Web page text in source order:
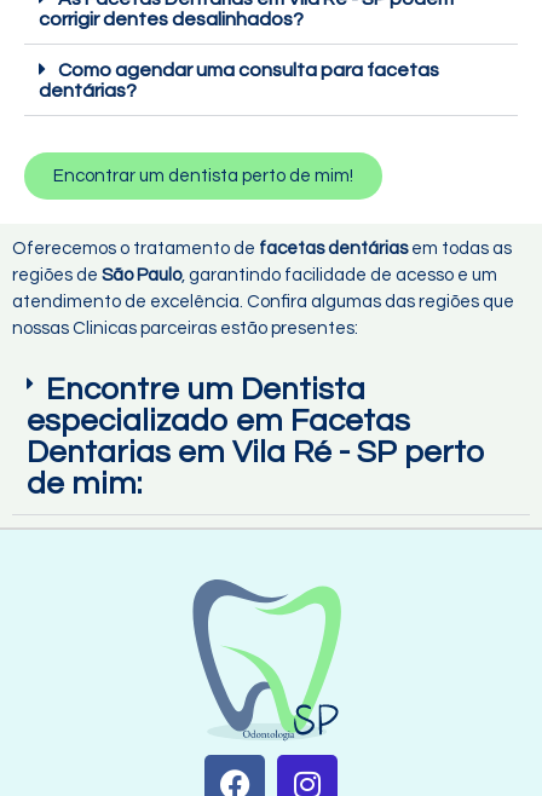
corrigir dentes desalinhados?
Como agendar uma consulta para facetas
dentárias?
Encontrar um dentista perto de mim!
Oferecemos o tratamento de facetas dentáriasem todas as
regiões de São Paulo, garantindo facilidade de acesso e um
atendimento de excelência. Confira algumas das regiões que
nossas Clinicas parceiras estão presentes:
Encontre um Dentista
especializado em Facetas
Dentarias em Vila Ré - SP perto
de mim: